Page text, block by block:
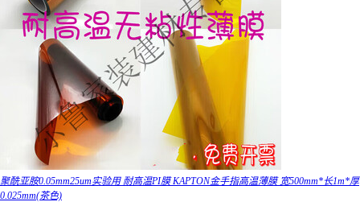
聚酰亚胺0.05mm25um实验用 耐高温PI膜 KAPTON金手指高温薄膜 宽500mm*长1m*厚
0.025mm(茶色)